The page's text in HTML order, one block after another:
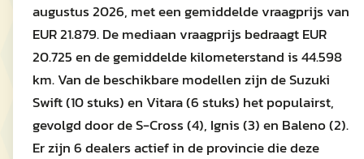
augustus 2026, met een gemiddelde vraagprijs van
EUR 21.879. De mediaan vraagprijs bedraagt EUR
20.725 en de gemiddelde kilometerstand is 44.598
km. Van de beschikbare modellen zijn de Suzuki
Swift (10 stuks) en Vitara (6 stuks) het populairst,
gevolgd door de S-Cross (4), Ignis (3) en Baleno (2).
Er zijn 6 dealers actief in de provincie die deze